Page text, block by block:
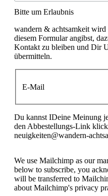
Bitte um Erlaubnis
wandern & achtsamkeit
diesem Formular angibst,
Kontakt zu bleiben und Dir
übermitteln.
E-Mail
Du kannst IDeine Meinung
den Abbestellungs-Link
neuigkeiten@wandern-
We use Mailchimp as our
below to subscribe, you
will be transferred to
about Mailchimp's privacy